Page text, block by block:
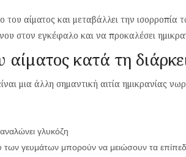
αίματος και μεταβάλλει την ισορροπία
στον εγκέφαλο και να προκαλέσει
κατά τη
μια άλλη σημαντική αιτία ημικρανίας
γλυκόζη
των γευμάτων μπορούν να μειώσουν τα